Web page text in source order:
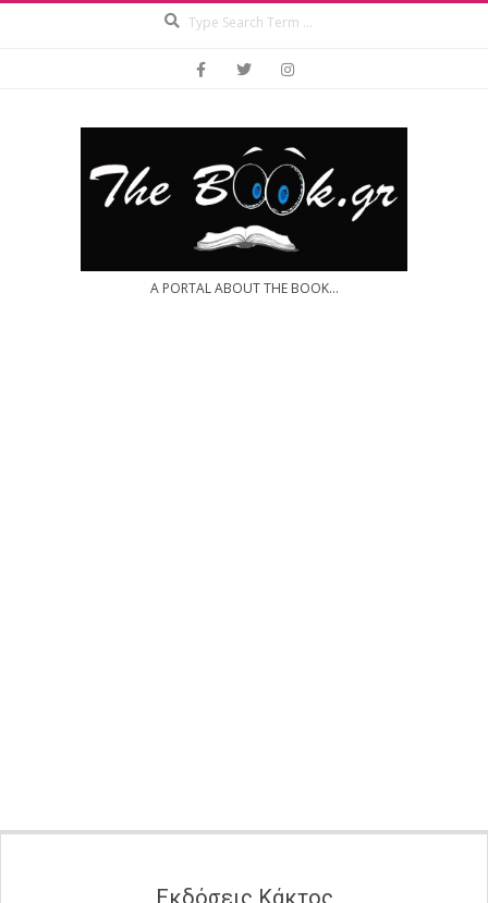
A PORTAL ABOUT THE BOOK...
Εκδόσεις Κάκτος